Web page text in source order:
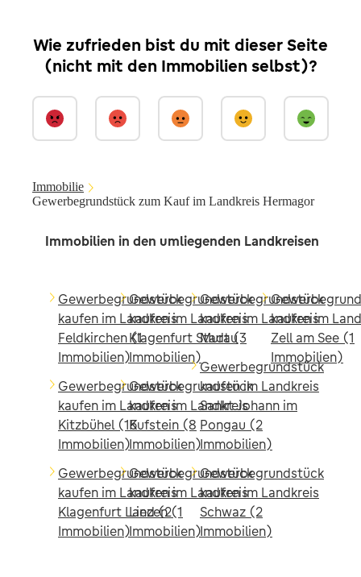
Wie zufrieden bist du mit dieser Seite
(nicht mit den Immobilien selbst)?
Immobilie
Gewerbegrundstück zum Kauf im Landkreis Hermagor
Immobilien in den umliegenden Landkreisen
Gewerbegrundstück
kaufen im Landkreis
Feldkirchen (1
Immobilien)
Gewerbegrundstück
kaufen im Landkreis
Kitzbühel (15
Immobilien)
Gewerbegrundstück
kaufen im Landkreis
Klagenfurt Land (2
Immobilien)
Gewerbegrundstück
kaufen im Landkreis
Klagenfurt Stadt (3
Immobilien)
Gewerbegrundstück
kaufen im Landkreis
Kufstein (8
Immobilien)
Gewerbegrundstück
kaufen im Landkreis
Liezen (1
Immobilien)
Gewerbegrundstück
kaufen im Landkreis
Murau
Gewerbegrundstück
kaufen im Landkreis
Sankt Johann im
Pongau (2
Immobilien)
Gewerbegrundstück
kaufen im Landkreis
Schwaz (2
Immobilien)
kaufen im
Zell am See (1
Immobilien)